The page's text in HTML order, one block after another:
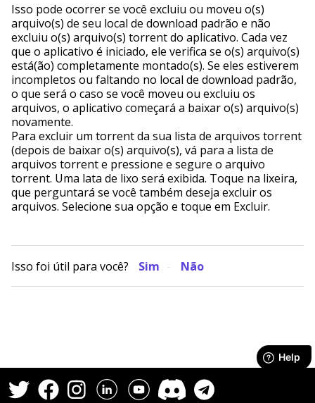
Isso pode ocorrer se você excluiu ou moveu o(s)
arquivo(s) de seu local de download padrão e não
excluiu o(s) arquivo(s) torrent do aplicativo. Cada vez
que o aplicativo é iniciado, ele verifica se o(s) arquivo(s)
está(ão) completamente montado(s). Se eles estiverem
incompletos ou faltando no local de download padrão,
o que será o caso se você moveu ou excluiu os
arquivos, o aplicativo começará a baixar o(s) arquivo(s)
novamente.
Para excluir um torrent da sua lista de arquivos torrent
(depois de baixar o(s) arquivo(s), vá para a lista de
arquivos torrent e pressione e segure o arquivo
torrent. Uma lata de lixo será exibida. Toque na lixeira,
que perguntará se você também deseja excluir os
arquivos. Selecione sua opção e toque em Excluir.
Isso foi útil para você? Sim Não